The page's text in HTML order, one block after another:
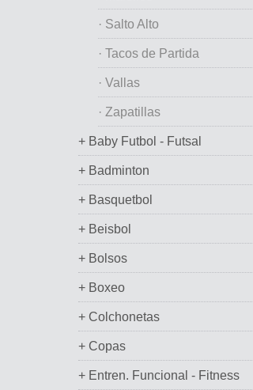
· Salto Alto
· Tacos de Partida
· Vallas
· Zapatillas
+ Baby Futbol - Futsal
+ Badminton
+ Basquetbol
+ Beisbol
+ Bolsos
+ Boxeo
+ Colchonetas
+ Copas
+ Entren. Funcional - Fitness